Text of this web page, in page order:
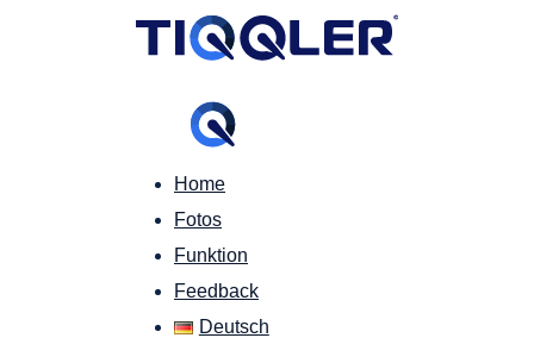
Home
Fotos
Funktion
Feedback
Deutsch